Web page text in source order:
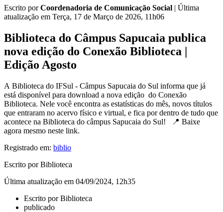
Escrito porCoordenadoria de Comunicação Social | Última
atualização em Terça, 17 de Março de 2026, 11h06
Biblioteca do Câmpus Sapucaia publica
nova edição do Conexão Biblioteca |
Edição Agosto
A Biblioteca do IFSul - Câmpus Sapucaia do Sul informa que já
está disponível para download a nova edição do Conexão
Biblioteca. Nele você encontra as estatísticas do mês, novos títulos
que entraram no acervo físico e virtual, e fica por dentro de tudo que
acontece na Biblioteca do câmpus Sapucaia do Sul! 📍 Baixe
agora mesmo neste link.
Registrado em: biblio
Escrito por Biblioteca
Última atualização em 04/09/2024, 12h35
Escrito por Biblioteca
publicado